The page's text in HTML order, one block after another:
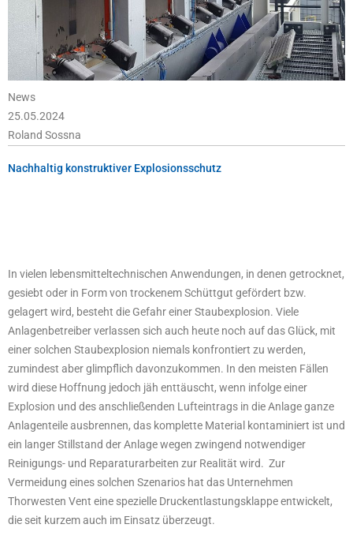
News
25.05.2024
Roland Sossna
Nachhaltig konstruktiver Explosionsschutz
In vielen lebensmitteltechnischen Anwendungen, in denen getrocknet,
gesiebt oder in Form von trockenem Schüttgut gefördert bzw.
gelagert wird, besteht die Gefahr einer Staubexplosion. Viele
Anlagenbetreiber verlassen sich auch heute noch auf das Glück, mit
einer solchen Staubexplosion niemals konfrontiert zu werden,
zumindest aber glimpflich davonzukommen. In den meisten Fällen
wird diese Hoffnung jedoch jäh enttäuscht, wenn infolge einer
Explosion und des anschließenden Lufteintrags in die Anlage ganze
Anlagenteile ausbrennen, das komplette Material kontaminiert ist und
ein langer Stillstand der Anlage wegen zwingend notwendiger
Reinigungs- und Reparaturarbeiten zur Realität wird. Zur
Vermeidung eines solchen Szenarios hat das Unternehmen
Thorwesten Vent eine spezielle Druckentlastungsklappe entwickelt,
die seit kurzem auch im Einsatz überzeugt.